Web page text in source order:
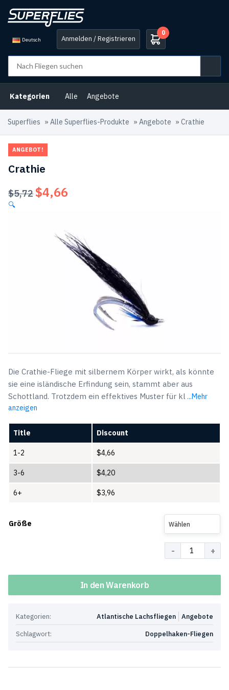
Deutsch Anmelden / Registrieren
0
Kategorien Alle Angebote
Superflies » Alle Superflies-Produkte » Angebote » Crathie
ANGEBOT!
Crathie
$5,72 Ursprünglicher
$4,66Aktueller
🔍
Die Crathie-Fliege mit silbernem Körper wirkt, als könnte
sie eine isländische Erfindung sein, stammt aber aus
Schottland. Trotzdem ein effektives Muster für kl ...Mehr
anzeigen
Title Discount
1-2 $4,66
3-6 $4,20
6+ $3,96
Größe Wählen
In den Warenkorb
Kategorien: Angebote
Atlantische Lachsfliegen
Schlagwort:
Doppelhaken-Fliegen